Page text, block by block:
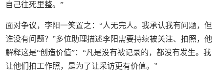
自己往死里整。”
面对争议，李阳一笑置之：“人无完人。我承认我有问题，但
谁没有问题？”多位助理描述李阳需要持续被关注、拍照，他
解释这是“创造价值”：“凡是没有被记录的，都没有发生。我
让他们拍工作照，是为了让采访更有价值。”